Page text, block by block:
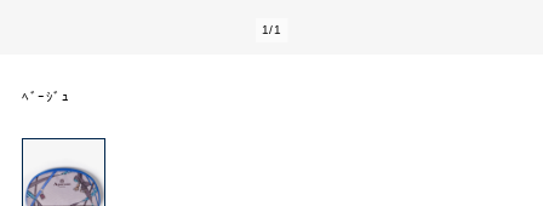
1/1
ﾍﾞｰｼﾞｭ